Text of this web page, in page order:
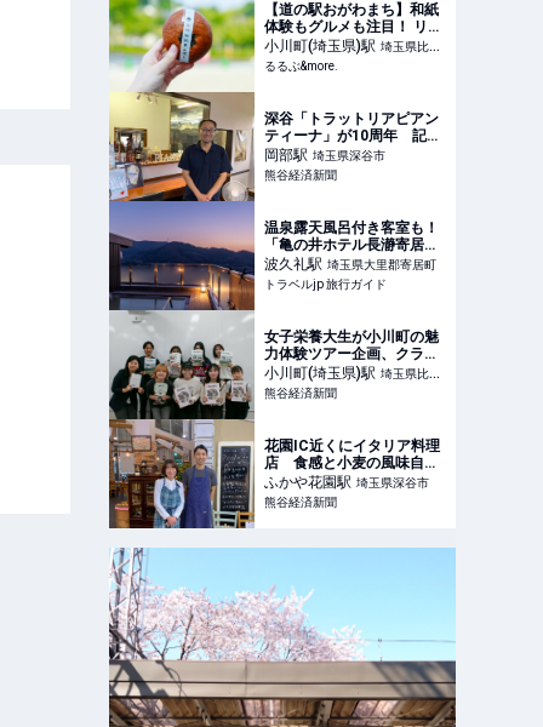
【道の駅おがわまち】和紙
体験もグルメも注目！ リニ
ューアルした道の駅へ｜る
るぶ&more.
小川町(埼玉県)駅 埼玉県比企
郡小川町
るるぶ&more.
深谷「トラットリアピアン
ティーナ」が10周年 記念
の限定メニューも
岡部駅 埼玉県深谷市
熊谷経済新聞
温泉露天風呂付き客室も！
「亀の井ホテル長瀞寄居」
リニューアルオープン | 埼
玉県 | トラベルjp 旅行ガイ
ド
波久礼駅 埼玉県大里郡寄居町
トラベルjp 旅行ガイド
女子栄養大生が小川町の魅
力体験ツアー企画、クラブ
ツーリズムと連携
小川町(埼玉県)駅 埼玉県比企
郡小川町
熊谷経済新聞
花園IC近くにイタリア料理
店 食感と小麦の風味自慢
の自家製生パスタ主力に
ふかや花園駅 埼玉県深谷市
熊谷経済新聞